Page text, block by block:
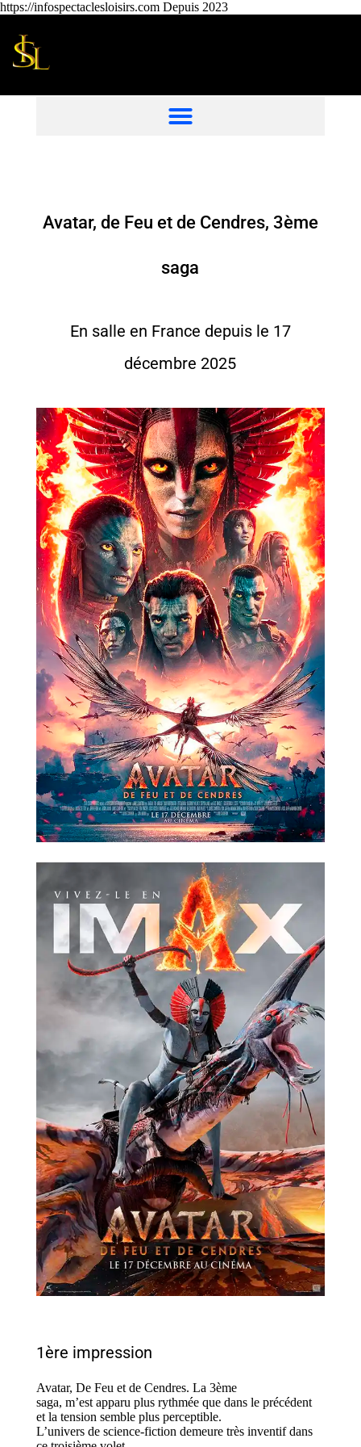
https://infospectaclesloisirs.com Depuis 2023
Avatar, de Feu et de Cendres, 3ème
saga
En salle en France depuis le 17
décembre 2025
1ère impression
Avatar, De Feu et de Cendres. La 3ème
saga, m’est apparu plus rythmée que dans le précédent
et la tension semble plus perceptible.
L’univers de science-fiction demeure très inventif dans